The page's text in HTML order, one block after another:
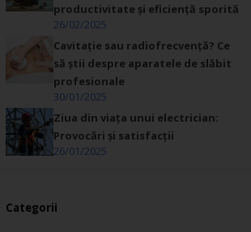
productivitate și eficiență sporită
26/02/2025
Cavitație sau radiofrecvență? Ce
să știi despre aparatele de slăbit
profesionale
30/01/2025
Ziua din viața unui electrician:
Provocări și satisfacții
26/01/2025
Categorii